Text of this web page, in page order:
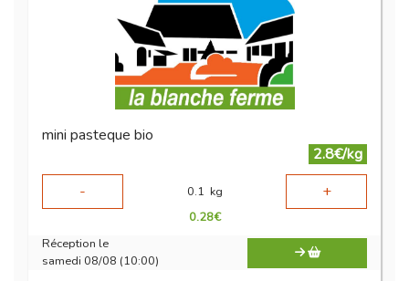
mini pasteque bio
2.8€/kg
-
0.1 kg +
0.28€
Réception le
samedi 08/08 (10:00)